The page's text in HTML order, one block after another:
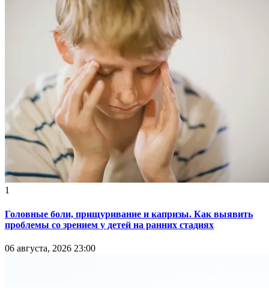
1
Головные боли, прищуривание и капризы. Как выявить
проблемы со зрением у детей на ранних стадиях
06 августа, 2026 23:00